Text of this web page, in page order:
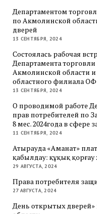
Департаментом
по Акмолинской
дверей
13 СЕНТЯБРЯ, 2024
Состоялась рабочая
Департамента
Акмолинской области
областного филиала ОФ
13 СЕНТЯБРЯ, 2024
О проводимой работе
прав потребителей по
8 мес. 2024года в сфере
11 СЕНТЯБРЯ, 2024
Атырауда «Аманат»
қабылдау: құқық қорғау
29 АВГУСТА, 2024
Права потребителя
27 АВГУСТА, 2024
День открытых дверей»